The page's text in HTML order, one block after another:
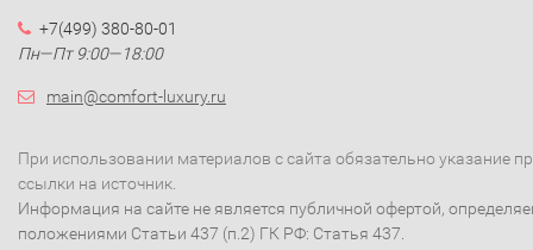
+7(499) 380-80-01
Пн—Пт 9:00—18:00
main@comfort-luxury.ru
При использовании материалов с сайта обязательно указание
ссылки на источник.
Информация на сайте не является публичной офертой,
положениями Статьи 437 (п.2) ГК РФ: Статья 437.